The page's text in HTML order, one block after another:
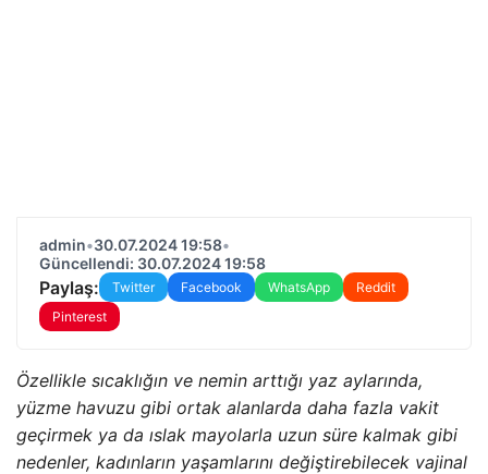
admin•30.07.2024 19:58•
Güncellendi: 30.07.2024 19:58
Paylaş: Twitter Facebook WhatsApp
Reddit
Pinterest
Özellikle sıcaklığın ve nemin arttığı yaz aylarında,
yüzme havuzu gibi ortak alanlarda daha fazla vakit
geçirmek ya da ıslak mayolarla uzun süre kalmak gibi
nedenler, kadınların yaşamlarını değiştirebilecek vajinal